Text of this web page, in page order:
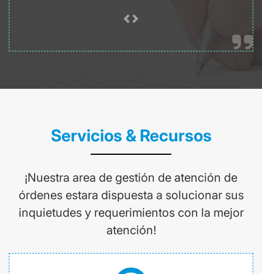
Servicios & Recursos
¡Nuestra area de gestión de atención de
órdenes estara dispuesta a solucionar sus
inquietudes y requerimientos con la mejor
atención!